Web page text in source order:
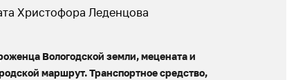
Вологодской земли, мецената и
маршрут. Транспортное средство,